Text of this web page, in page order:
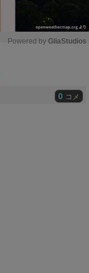
Powered by GliaStudios
0 コメ